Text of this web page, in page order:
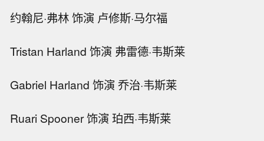
约翰尼·弗林 饰演 卢修斯·马尔福
Tristan Harland 饰演 弗雷德·韦斯莱
Gabriel Harland 饰演 乔治·韦斯莱
Ruari Spooner 饰演 珀西·韦斯莱